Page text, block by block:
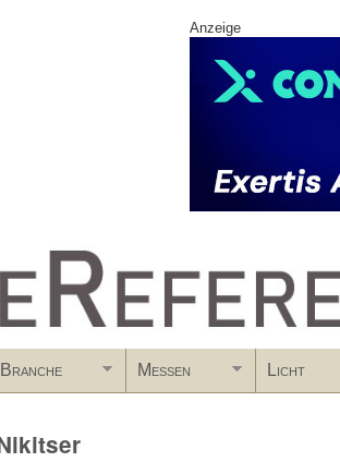
Anzeige
Branche Messen Licht